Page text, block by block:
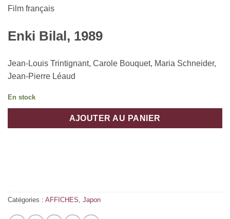
Film français
Enki Bilal, 1989
Jean-Louis Trintignant, Carole Bouquet, Maria Schneider,
Jean-Pierre Léaud
En stock
AJOUTER AU PANIER
Catégories : AFFICHES, Japon